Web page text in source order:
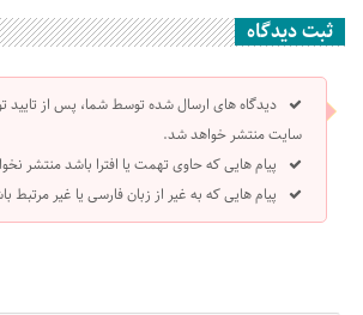
ثبت دیدگاه
دیدگاه های ارسال شده توسط شما، پس از
سایت منتشر خواهد شد.
پیام هایی که حاوی تهمت یا افترا باشد منتشر
پیام هایی که به غیر از زبان فارسی یا غیر